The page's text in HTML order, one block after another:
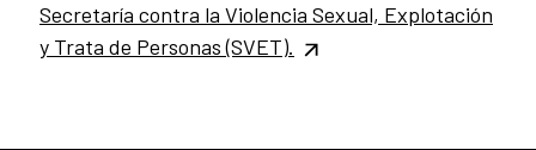
Secretaría contra la Violencia Sexual, Explotación
y Trata de Personas (SVET).